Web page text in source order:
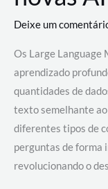
Deixe um
Os Large Language
aprendizado
quantidades de
texto semelhante
diferentes tipos de
perguntas de forma
revolucionando o